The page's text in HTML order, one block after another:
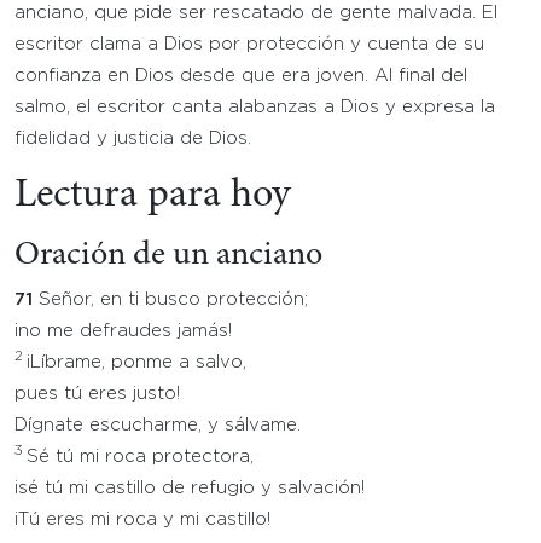
anciano, que pide ser rescatado de gente malvada. El
escritor clama a Dios por protección y cuenta de su
confianza en Dios desde que era joven. Al final del
salmo, el escritor canta alabanzas a Dios y expresa la
fidelidad y justicia de Dios.
Lectura para hoy
Oración de un anciano
71 Señor, en ti busco protección;
¡no me defraudes jamás!
2 ¡Líbrame, ponme a salvo,
pues tú eres justo!
Dígnate escucharme, y sálvame.
3 Sé tú mi roca protectora,
¡sé tú mi castillo de refugio y salvación!
¡Tú eres mi roca y mi castillo!